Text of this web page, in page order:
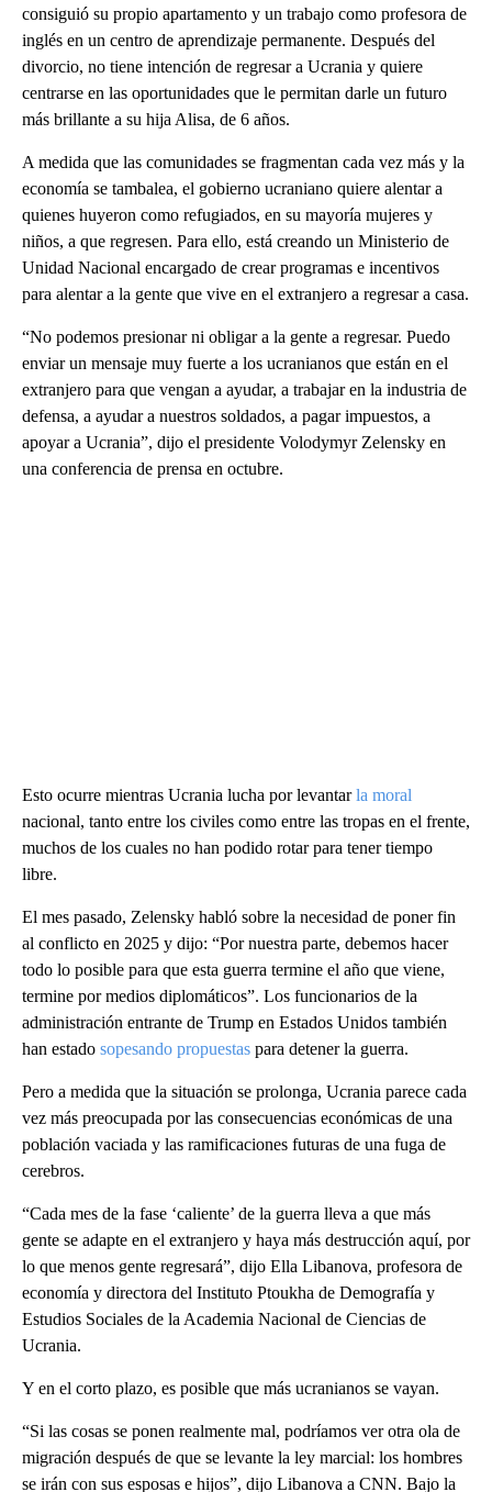
consiguió su propio apartamento y un trabajo como profesora de
inglés en un centro de aprendizaje permanente. Después del
divorcio, no tiene intención de regresar a Ucrania y quiere
centrarse en las oportunidades que le permitan darle un futuro
más brillante a su hija Alisa, de 6 años.
A medida que las comunidades se fragmentan cada vez más y la
economía se tambalea, el gobierno ucraniano quiere alentar a
quienes huyeron como refugiados, en su mayoría mujeres y
niños, a que regresen. Para ello, está creando un Ministerio de
Unidad Nacional encargado de crear programas e incentivos
para alentar a la gente que vive en el extranjero a regresar a casa.
“No podemos presionar ni obligar a la gente a regresar. Puedo
enviar un mensaje muy fuerte a los ucranianos que están en el
extranjero para que vengan a ayudar, a trabajar en la industria de
defensa, a ayudar a nuestros soldados, a pagar impuestos, a
apoyar a Ucrania”, dijo el presidente Volodymyr Zelensky en
una conferencia de prensa en octubre.
Esto ocurre mientras Ucrania lucha por levantarla moral
nacional, tanto entre los civiles como entre las tropas en el frente,
muchos de los cuales no han podido rotar para tener tiempo
libre.
El mes pasado, Zelensky habló sobre la necesidad de poner fin
al conflicto en 2025 y dijo: “Por nuestra parte, debemos hacer
todo lo posible para que esta guerra termine el año que viene,
termine por medios diplomáticos”. Los funcionarios de la
administración entrante de Trump en Estados Unidos también
han estado sopesando propuestas para detener la guerra.
Pero a medida que la situación se prolonga, Ucrania parece cada
vez más preocupada por las consecuencias económicas de una
población vaciada y las ramificaciones futuras de una fuga de
cerebros.
“Cada mes de la fase ‘caliente’ de la guerra lleva a que más
gente se adapte en el extranjero y haya más destrucción aquí, por
lo que menos gente regresará”, dijo Ella Libanova, profesora de
economía y directora del Instituto Ptoukha de Demografía y
Estudios Sociales de la Academia Nacional de Ciencias de
Ucrania.
Y en el corto plazo, es posible que más ucranianos se vayan.
“Si las cosas se ponen realmente mal, podríamos ver otra ola de
migración después de que se levante la ley marcial: los hombres
se irán con sus esposas e hijos”, dijo Libanova a CNN. Bajo la